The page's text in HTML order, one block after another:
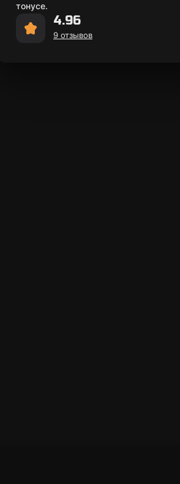
тонусе.
4.96
9 отзывов